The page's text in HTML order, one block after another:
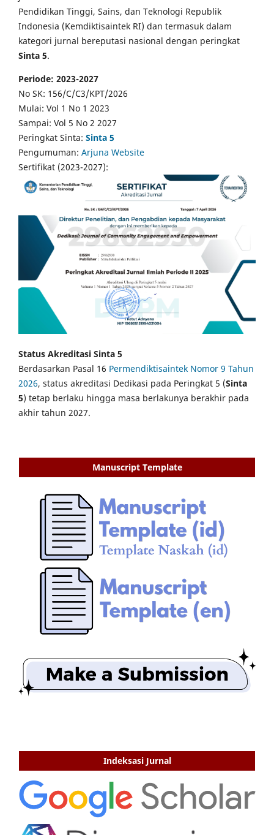
Pendidikan Tinggi, Sains, dan Teknologi Republik
Indonesia (Kemdiktisaintek RI) dan termasuk dalam
kategori jurnal bereputasi nasional dengan peringkat
Sinta 5.
Periode: 2023-2027
No SK: 156/C/C3/KPT/2026
Mulai: Vol 1 No 1 2023
Sampai: Vol 5 No 2 2027
Peringkat Sinta: Sinta 5
Pengumuman: Arjuna Website
Sertifikat (2023-2027):
Status Akreditasi Sinta 5
Berdasarkan Pasal 16 Permendiktisaintek Nomor 9 Tahun
2026, status akreditasi Dedikasi pada Peringkat 5 (Sinta
5) tetap berlaku hingga masa berlakunya berakhir pada
akhir tahun 2027.
Manuscript Template
Indeksasi Jurnal